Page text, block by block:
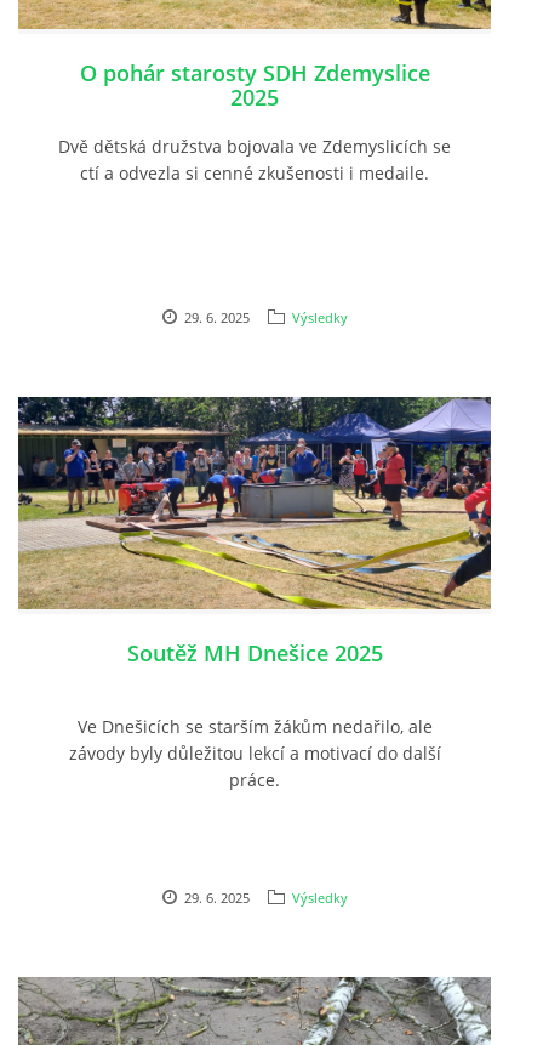
O pohár starosty SDH Zdemyslice
2025
Dvě dětská družstva bojovala ve Zdemyslicích se
ctí a odvezla si cenné zkušenosti i medaile.
29. 6. 2025 Výsledky
Soutěž MH Dnešice 2025
Ve Dnešicích se starším žákům nedařilo, ale
závody byly důležitou lekcí a motivací do další
práce.
29. 6. 2025 Výsledky